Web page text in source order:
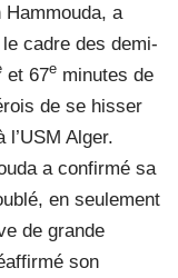
Hammouda, a
cadre des demi-
et 67e minutes de
de se hisser
l’USM Alger.
a confirmé sa
en seulement
de grande
son